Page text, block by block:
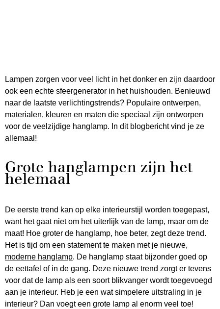
Lampen zorgen voor veel licht in het donker en zijn daardoor
ook een echte sfeergenerator in het huishouden. Benieuwd
naar de laatste verlichtingstrends? Populaire ontwerpen,
materialen, kleuren en maten die speciaal zijn ontworpen
voor de veelzijdige hanglamp. In dit blogbericht vind je ze
allemaal!
Grote hanglampen zijn het
helemaal
De eerste trend kan op elke interieurstijl worden toegepast,
want het gaat niet om het uiterlijk van de lamp, maar om de
maat! Hoe groter de hanglamp, hoe beter, zegt deze trend.
Het is tijd om een ​​statement te maken met je nieuwe,
moderne hanglamp. De hanglamp staat bijzonder goed op
de eettafel of in de gang. Deze nieuwe trend zorgt er tevens
voor dat de lamp als een soort blikvanger wordt toegevoegd
aan je interieur. Heb je een wat simpelere uitstraling in je
interieur? Dan voegt een grote lamp al enorm veel toe!